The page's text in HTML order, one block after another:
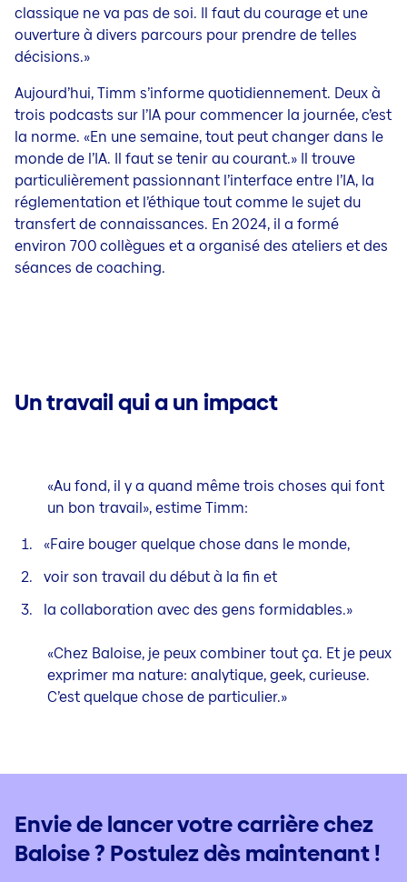
classique ne va pas de soi. Il faut du courage et une
ouverture à divers parcours pour prendre de telles
décisions.»
Aujourd’hui, Timm s’informe quotidiennement. Deux à
trois podcasts sur l’IA pour commencer la journée, c’est
la norme. «En une semaine, tout peut changer dans le
monde de l’IA. Il faut se tenir au courant.» Il trouve
particulièrement passionnant l’interface entre l’IA, la
réglementation et l’éthique tout comme le sujet du
transfert de connaissances. En 2024, il a formé
environ 700 collègues et a organisé des ateliers et des
séances de coaching.
Un travail qui a un impact
«Au fond, il y a quand même trois choses qui font
un bon travail», estime Timm:
«Faire bouger quelque chose dans le monde,
voir son travail du début à la fin et
la collaboration avec des gens formidables.»
«Chez Baloise, je peux combiner tout ça. Et je peux
exprimer ma nature: analytique, geek, curieuse.
C’est quelque chose de particulier.»
Envie de lancer votre carrière chez
Baloise ? Postulez dès maintenant !